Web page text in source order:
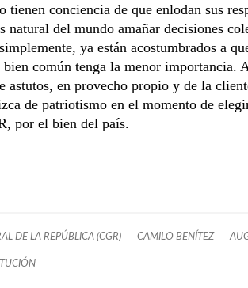
tienen conciencia de que enlodan sus
natural del mundo amañar decisiones
ya están acostumbrados a
común tenga la menor importancia.
astutos, en provecho propio y de la
de patriotismo en el momento de
por el bien del país.
DE LA REPÚBLICA (CGR) CAMILO BENÍTEZ